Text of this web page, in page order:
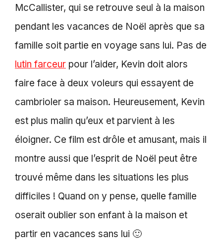
McCallister, qui se retrouve seul à la maison
pendant les vacances de Noël après que sa
famille soit partie en voyage sans lui. Pas de
lutin farceur pour l’aider, Kevin doit alors
faire face à deux voleurs qui essayent de
cambrioler sa maison. Heureusement, Kevin
est plus malin qu’eux et parvient à les
éloigner. Ce film est drôle et amusant, mais il
montre aussi que l’esprit de Noël peut être
trouvé même dans les situations les plus
difficiles ! Quand on y pense, quelle famille
oserait oublier son enfant à la maison et
partir en vacances sans lui 🙂